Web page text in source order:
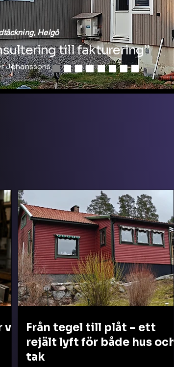
Helgö
till fakturering”
Johanssons
Från tegel till plåt – ett
rejält lyft för både hus och
tak